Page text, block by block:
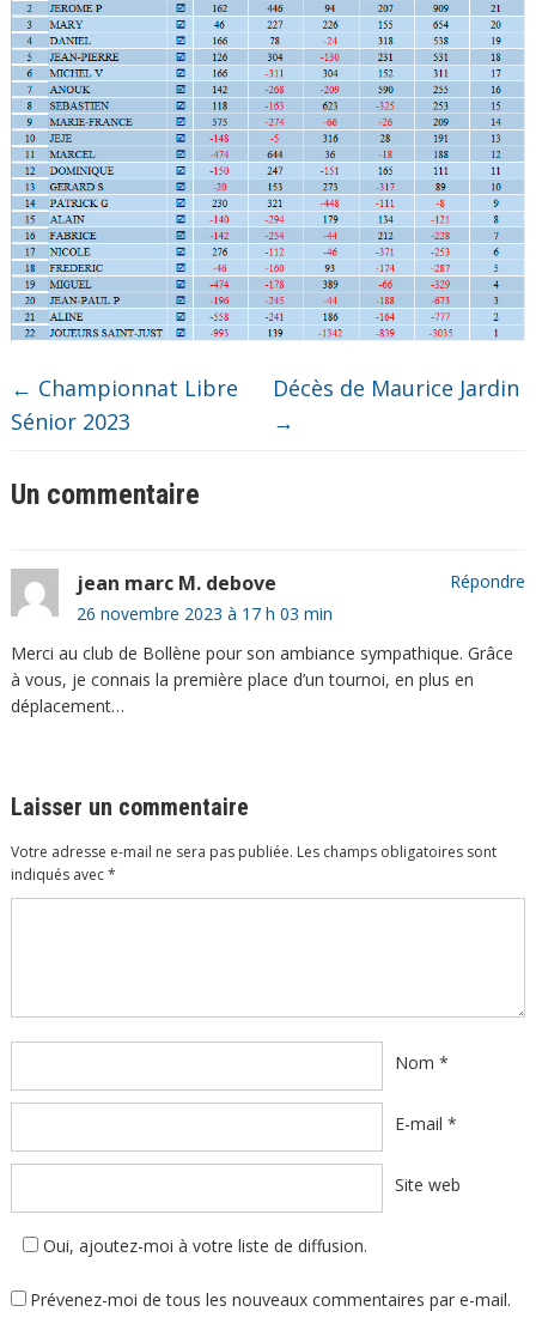
← Championnat Libre
Sénior 2023
Décès de Maurice Jardin
→
Un commentaire
jean marc M. debove
26 novembre 2023 à 17 h 03 min
Merci au club de Bollène pour son ambiance sympathique. Grâce
à vous, je connais la première place d’un tournoi, en plus en
déplacement…
Répondre
Laisser un commentaire
Votre adresse e-mail ne sera pas publiée. Les champs obligatoires sont
indiqués avec*
Nom *
E-mail *
Site web
Oui, ajoutez-moi à votre liste de diffusion.
Prévenez-moi de tous les nouveaux commentaires par e-mail.